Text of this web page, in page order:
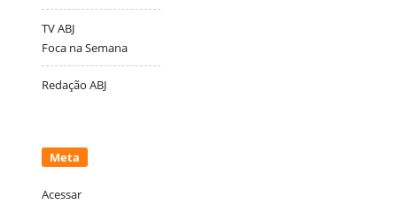
TV ABJ
Foca na Semana
Redação ABJ
Meta
Acessar